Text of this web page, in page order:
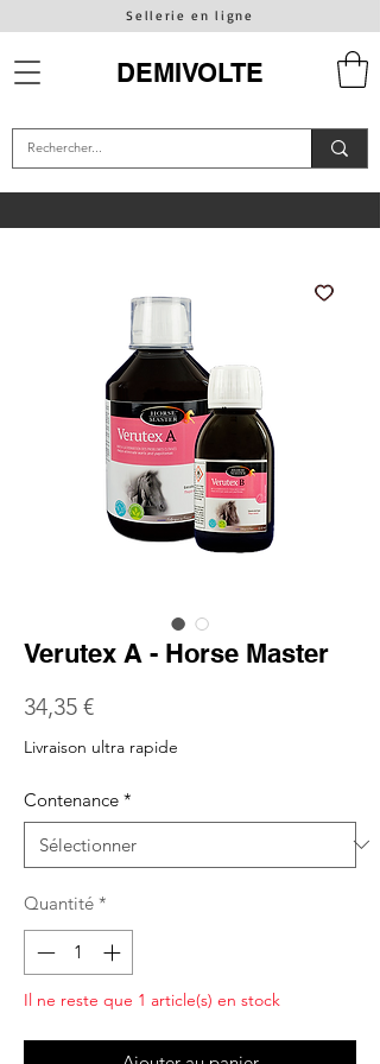
Sellerie en ligne
DEMIVOLTE
Verutex A - Horse Master
34,35 €Prix
Livraison ultra rapide
Contenance *
Quantité *
Il ne reste que 1 article(s) en stock